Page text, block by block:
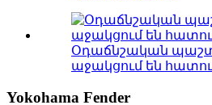
Օդաճնշական
աջակցում են
Yokohama Fender